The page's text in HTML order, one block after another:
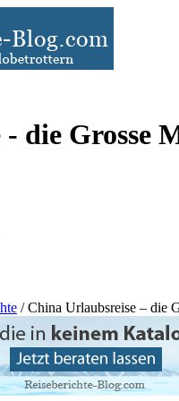
- die
/ China Urlaubsreise – die